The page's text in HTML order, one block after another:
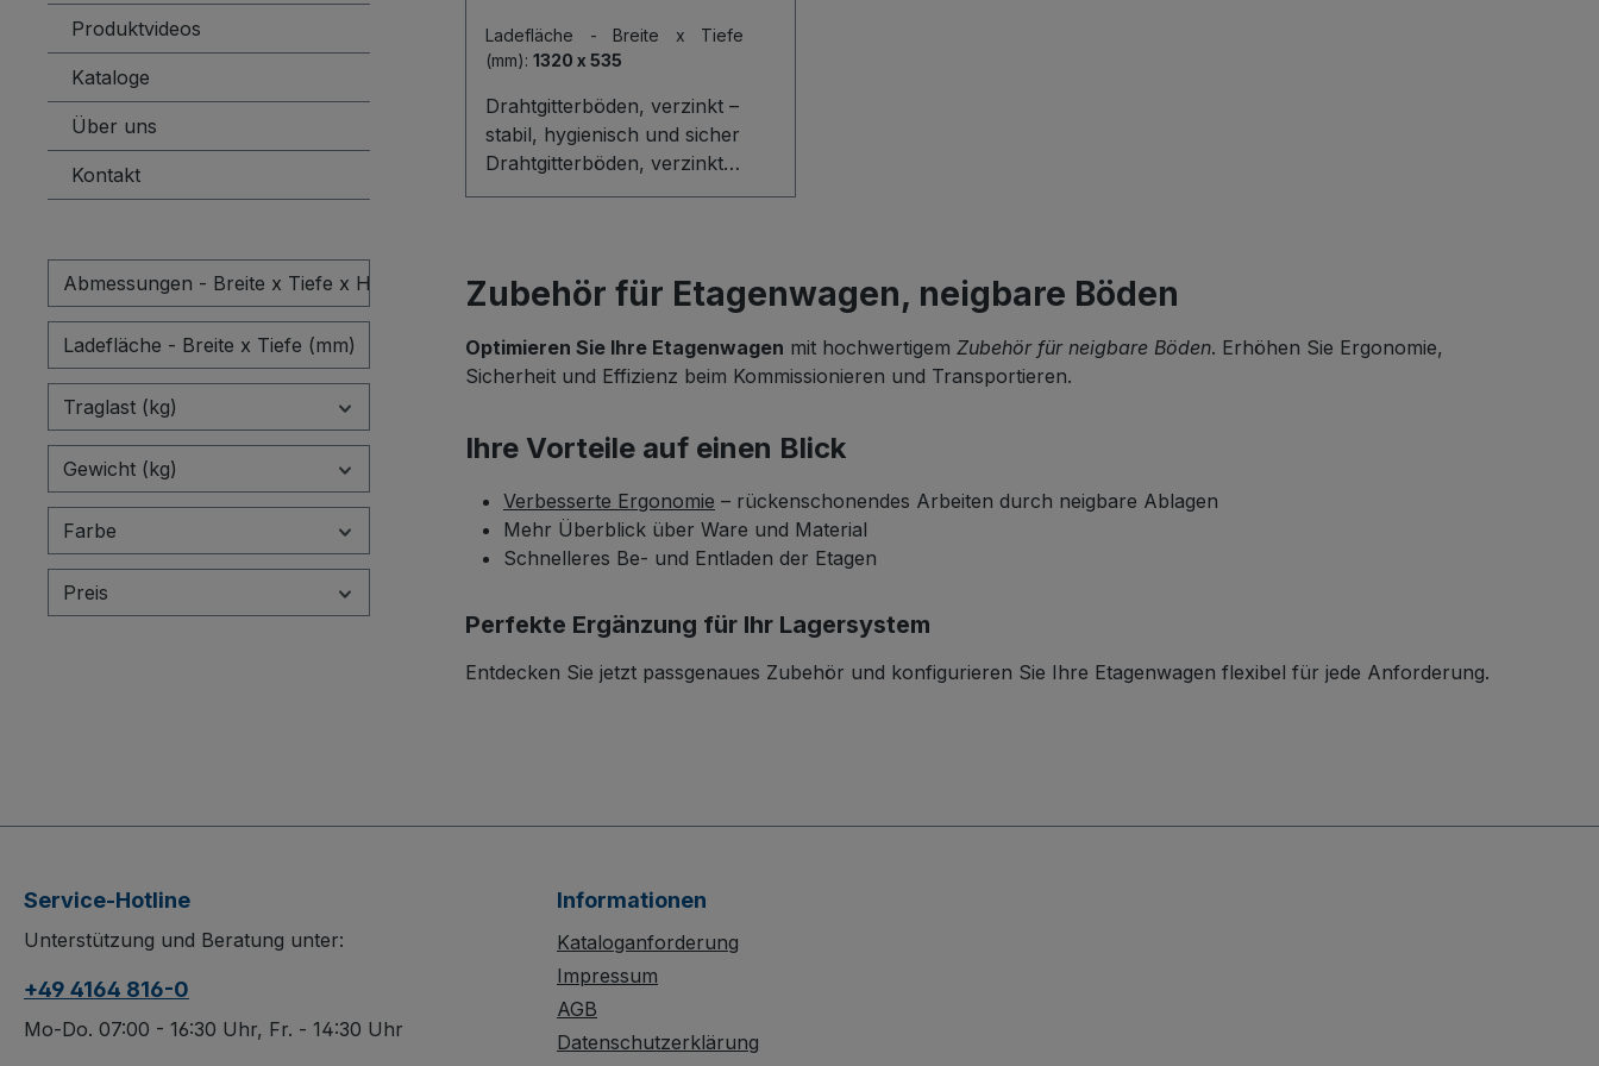
Produktvideos
Kataloge
Über uns
Kontakt
Abmessungen - Breite x Tiefe x Höhe (mm)
Ladefläche - Breite x Tiefe (mm)
Traglast (kg)
Gewicht (kg)
Farbe
Preis
belastbar.
Ladefläche - Breite x Tiefe
(mm): 1320 x 535
Drahtgitterböden, verzinkt –
stabil, hygienisch und sicher
Drahtgitterböden, verzinkt
bieten robuste, hygienische
abgestimmte Maschenweite von
50 x 50 mm gewährleistet
sicheren Halt auch kleinerer
Waren, während der 15 mm
galvanischer Verzinkung sind
Korrosion geschützt und damit
ideal für Lager, Transport und
Kommissionierung geeignet.
Zubehör für Etagenwagen, neigbare Böden
Optimieren Sie Ihre Etagenwagen mit hochwertigem Zubehör für neigbare Böden. Erhöhen Sie Ergonomie,
Sicherheit und Effizienz beim Kommissionieren und Transportieren.
Ihre Vorteile auf einen Blick
Verbesserte Ergonomie – rückenschonendes Arbeiten durch neigbare Ablagen
Mehr Überblick über Ware und Material
Schnelleres Be- und Entladen der Etagen
Perfekte Ergänzung für Ihr Lagersystem
Entdecken Sie jetzt passgenaues Zubehör und konfigurieren Sie Ihre Etagenwagen flexibel für jede Anforderung.
Service-Hotline
Unterstützung und Beratung unter:
+49 4164 816-0
Mo-Do. 07:00 - 16:30 Uhr, Fr. - 14:30 Uhr
Informationen
Kataloganforderung
Impressum
AGB
Datenschutzerklärung